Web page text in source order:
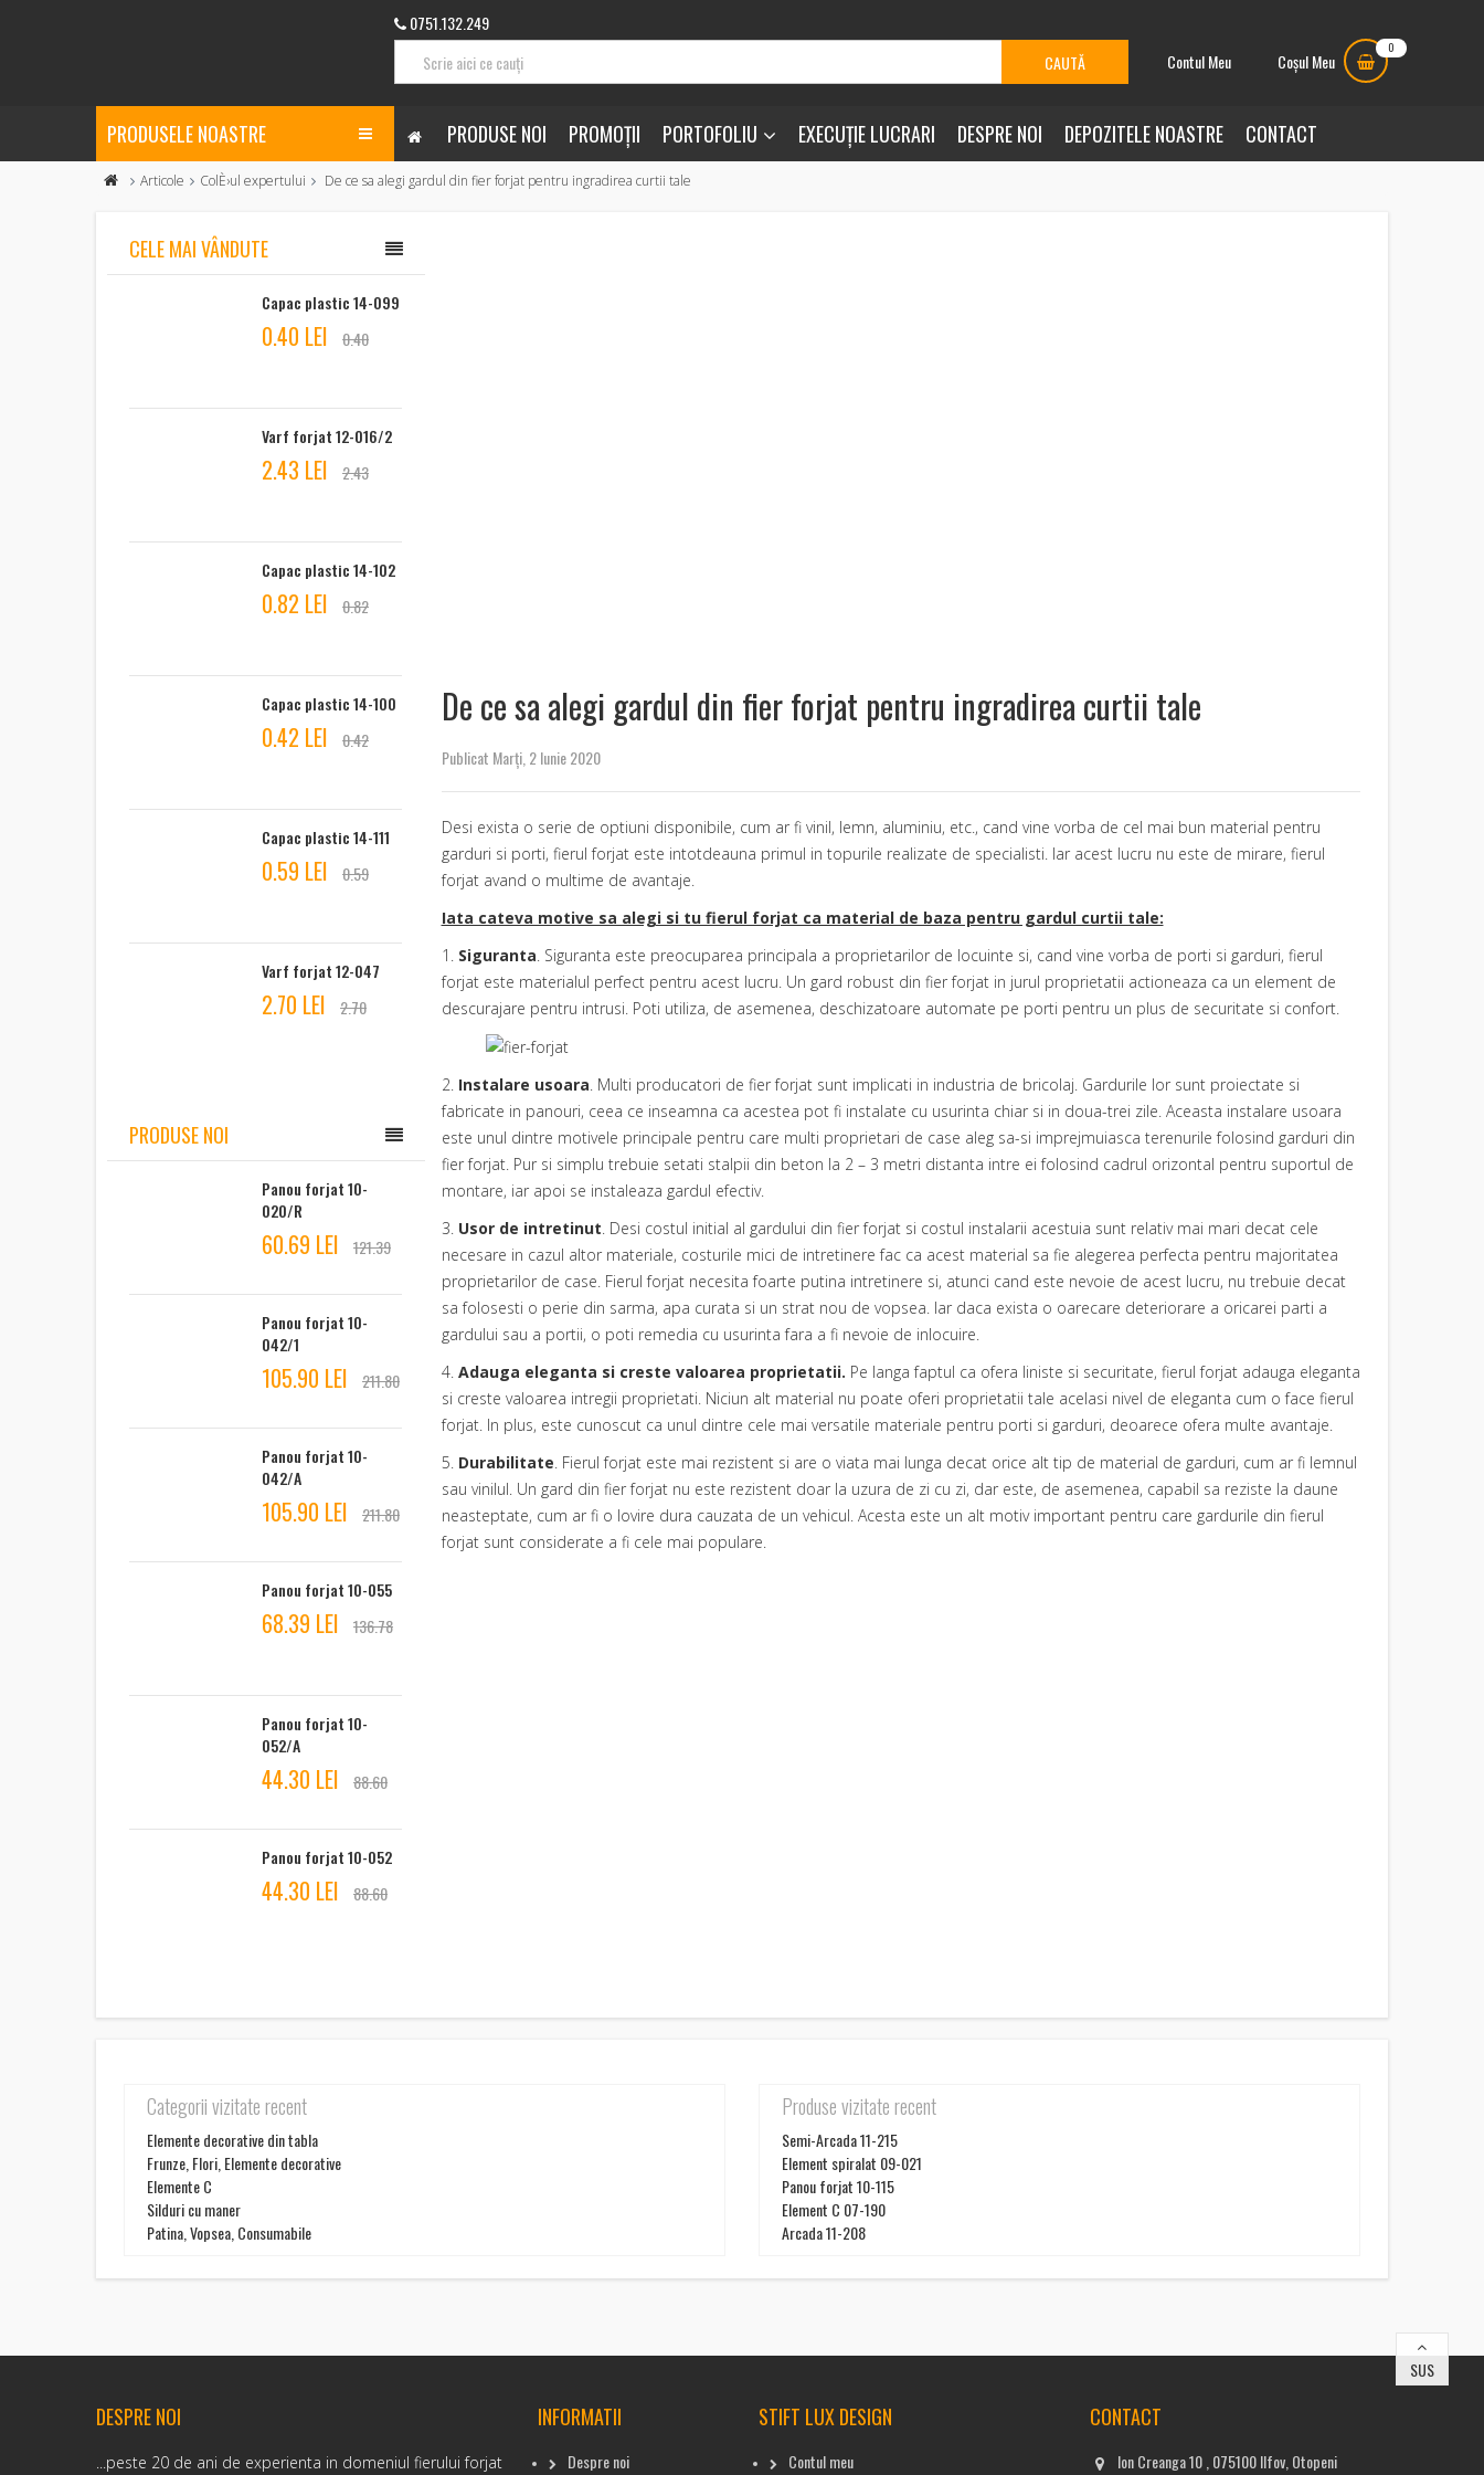
0751.132.249
Contul Meu
Coșul Meu
0
PRODUSELE NOASTRE PRODUSE NOI PROMOȚII PORTOFOLIU EXECUȚIE LUCRARI DESPRE NOI DEPOZITELE NOASTRE CONTACT
Articole ColÈ›ul expertului De ce sa alegi gardul din fier forjat pentru ingradirea curtii tale
CELE MAI VÂNDUTE
Capac plastic 14-099
0.40 LEI 0.40
Varf forjat 12-016/2
2.43 LEI 2.43
Capac plastic 14-102
0.82 LEI 0.82
Capac plastic 14-100
0.42 LEI 0.42
Capac plastic 14-111
0.59 LEI 0.59
Varf forjat 12-047
2.70 LEI 2.70
PRODUSE NOI
Panou forjat 10-
020/R
60.69 LEI 121.39
Panou forjat 10-
042/1
105.90 LEI 211.80
Panou forjat 10-
042/A
105.90 LEI 211.80
Panou forjat 10-055
68.39 LEI 136.78
Panou forjat 10-
052/A
44.30 LEI 88.60
Panou forjat 10-052
44.30 LEI 88.60
De ce sa alegi gardul din fier forjat pentru ingradirea curtii tale
Publicat Marți, 2 Iunie 2020
Desi exista o serie de optiuni disponibile, cum ar fi vinil, lemn, aluminiu, etc., cand vine vorba de cel mai bun material pentru
garduri si porti, fierul forjateste intotdeauna primul in topurile realizate de specialisti. Iar acest lucru nu este de mirare, fierul
forjat avand o multime de avantaje.
Iata cateva motive sa alegi si tu fierul forjat ca material de baza pentru gardul curtii tale:
1. Siguranta. Siguranta este preocuparea principala a proprietarilor de locuinte si, cand vine vorba de porti si garduri, fierul
forjat este materialul perfect pentru acest lucru. Un gard robust din fier forjat in jurul proprietatii actioneaza ca un element de
descurajare pentru intrusi. Poti utiliza, de asemenea, deschizatoare automate pe porti pentru un plus de securitate si confort.
2. Instalare usoara. Multi producatori de fier forjat sunt implicati in industria de bricolaj. Gardurile lor sunt proiectate si
fabricate in panouri, ceea ce inseamna ca acestea pot fi instalate cu usurinta chiar si in doua-trei zile. Aceasta instalare usoara
este unul dintre motivele principale pentru care multi proprietari de case aleg sa-si imprejmuiasca terenurile folosind garduri din
fier forjat. Pur si simplu trebuie setati stalpii din beton la 2 – 3 metri distanta intre ei folosind cadrul orizontal pentru suportul de
montare, iar apoi se instaleaza gardul efectiv.
3. Usor de intretinut. Desi costul initial al gardului din fier forjat si costul instalarii acestuia sunt relativ mai mari decat cele
necesare in cazul altor materiale, costurile mici de intretinere fac ca acest material sa fie alegerea perfecta pentru majoritatea
proprietarilor de case. Fierul forjat necesita foarte putina intretinere si, atunci cand este nevoie de acest lucru, nu trebuie decat
sa folosesti o perie din sarma, apa curata si un strat nou de vopsea. Iar daca exista o oarecare deteriorare a oricarei parti a
gardului sau a portii, o poti remedia cu usurinta fara a fi nevoie de inlocuire.
4. Adauga eleganta si creste valoarea proprietatii. Pe langa faptul ca ofera liniste si securitate, fierul forjat adauga eleganta
si creste valoarea intregii proprietati. Niciun alt material nu poate oferi proprietatii tale acelasi nivel de eleganta cum o face fierul
forjat. In plus, este cunoscut ca unul dintre cele mai versatile materiale pentru porti si garduri, deoarece ofera multe avantaje.
5. Durabilitate. Fierul forjat este mai rezistent si are o viata mai lunga decat orice alt tip de material de garduri, cum ar fi lemnul
sau vinilul. Un gard din fier forjat nu este rezistent doar la uzura de zi cu zi, dar este, de asemenea, capabil sa reziste la daune
neasteptate, cum ar fi o lovire dura cauzata de un vehicul. Acesta este un alt motiv important pentru care gardurile din fierul
forjat sunt considerate a fi cele mai populare.
Categorii vizitate recent
Elemente decorative din tabla
Frunze, Flori, Elemente decorative
Elemente C
Silduri cu maner
Patina, Vopsea, Consumabile
Produse vizitate recent
Semi-Arcada 11-215
Element spiralat 09-021
Panou forjat 10-115
Element C 07-190
Arcada 11-208
SUS
DESPRE NOI
...peste 20 de ani de experienta in domeniul fierului forjat
INFORMATII
Despre noi
STIFT LUX DESIGN
Contul meu
CONTACT
Ion Creanga 10 , 075100 Ilfov, Otopeni